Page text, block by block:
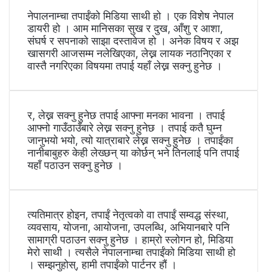
नेपालनाम्चा तपाईंको मिडिया साथी हो । एक विशेष नेपाल
डायरी हो । आम मानिसका सुख र दुख, आँशु र आशा,
संघर्ष र सपनाको साझा दस्तावेज हो । अनेक विषय र अझ
खासगरी आजसम्म नलेखिएका, लेख्न लायक नठानिएका र
वास्तै नगरिएका विषयमा तपाई यहाँ लेख्न सक्नु हुनेछ ।
र, लेख्न सक्नु हुनेछ तपाई आफ्ना मनका भावना । तपाई
आफ्नो गाउँठाउँबारे लेख्न सक्नु हुनेछ । तपाई कतै घुम्न
जानुभयो भयो, त्यो यात्राबारे लेख्न सक्नु हुनेछ । तपाईंका
नानीबाबुहरु केही लेख्छन् या कोर्छन् भने तिनलाई पनि तपाई
यहाँ पठाउन सक्नु हुनेछ ।
त्यतिमात्र होइन, तपाईं नेतृत्वको वा तपाईं सम्वद्ध संस्था,
व्यवसाय, योजना, आयोजना, उपलब्धि, अभियानबारे पनि
सामाग्री पठाउन सक्नु हुनेछ । हाम्रो स्लोगन हो, मिडिया
मेरो साथी । त्यसैले नेपालनाम्चा तपाईंको मिडिया साथी हो
। सम्झनुहोस्, हामी तपाईंको पार्टनर हौं ।